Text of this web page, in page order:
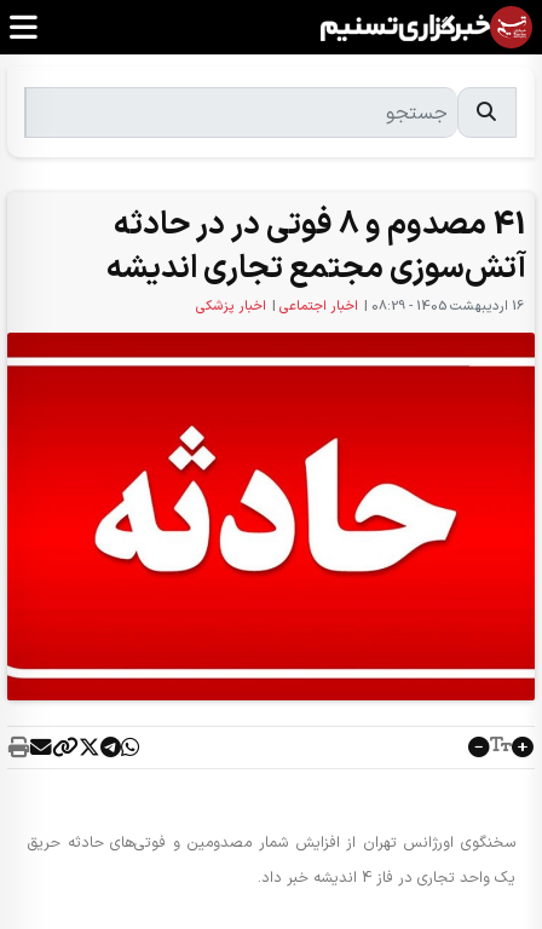
41 مصدوم و 8 فوتی در در حادثه
آتش‌سوزی مجتمع تجاری اندیشه
16 ارديبهشت 1405 - 08:29 | اخبار اجتماعی | اخبار پزشکی
سخنگوی اورژانس تهران از افزایش شمار مصدومین و فوتی‌های حادثه حریق
یک واحد تجاری در فاز 4 اندیشه خبر داد.